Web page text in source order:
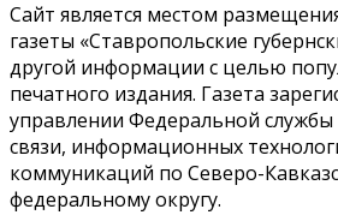
Сайт является местом
газеты «Ставропольские
другой информации с целью
печатного издания. Газета
управлении Федеральной службы
связи, информационных
коммуникаций по Северо-
федеральному округу.